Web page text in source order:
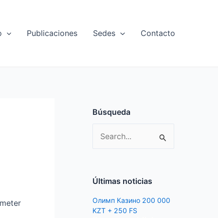
Publicaciones Sedes Contacto
Búsqueda
r
h
Últimas noticias
Олимп Казино 200 000
KZT + 250 FS